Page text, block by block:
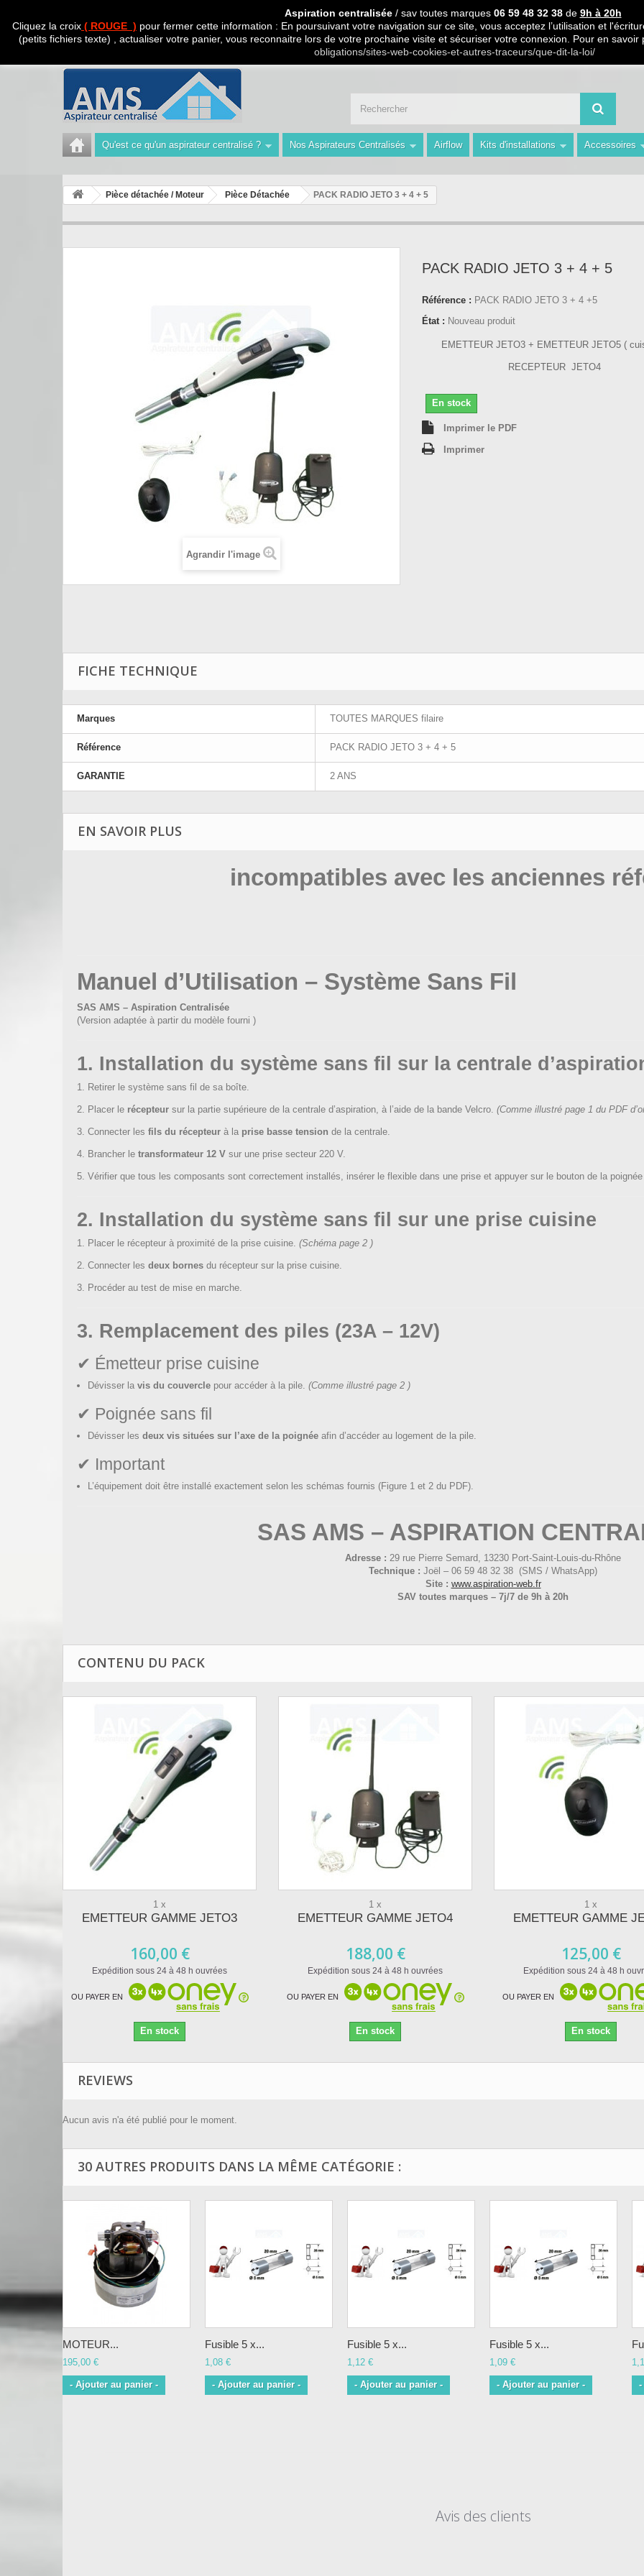
Aspiration centralisée/ sav toutes marques06 59 48 32 38de 9h à 20h
Cliquez la croix ( ROUGE ) pour fermer cette information : En poursuivant votre navigation sur ce site, vous acceptez l’utilisation et
(petits fichiers texte) , actualiser votre panier, vous reconnaitre lors de votre prochaine visite et sécuriser votre connexion. Pour en
obligations/sites-web-cookies-et-autres-traceurs/que-dit-la-loi/
CADEAU SURPRISE A PARTIR DE 99€ D ACHAT / Paiement en 3 X ou 4 X sans frais
Appelez-nous au :Tél : 04 42 40 47 93 | Technicien 06 59 48 32 38 de 9h à 20h " Les Prix du Web les Conseils en plus avec AMS
Qu'est ce qu'un aspirateur centralisé ? Nos Aspirateurs Centralisés Airflow Kits d'installations Accessoires
Pièce détachée / Moteur Pièce Détachée PACK RADIO JETO 3 + 4 + 5
Agrandir l'image
PACK RADIO JETO 3 + 4 + 5
Référence : PACK RADIO JETO 3 + 4 +5
État : Nouveau produit
EMETTEUR JETO3 + EMETTEUR JETO5 (
RECEPTEUR JETO4
En stock
Imprimer le PDF
Imprimer
FICHE TECHNIQUE
Marques TOUTES MARQUES filaire
Référence PACK RADIO JETO 3 + 4 + 5
GARANTIE 2 ANS
EN SAVOIR PLUS
incompatibles avec les anciennes
Manuel d’Utilisation – Système Sans Fil
SAS AMS – Aspiration Centralisée
(Version adaptée à partir du modèle fourni )
1. Installation du système sans fil sur la centrale
Retirer le système sans fil de sa boîte.
Placer le récepteur sur la partie supérieure de la centrale d’aspiration, à l’aide de la bande Velcro. (Comme illustré page 1 du PDF
Connecter les fils du récepteur à la prise basse tension de la centrale.
Brancher le transformateur 12 V sur une prise secteur 220 V.
Vérifier que tous les composants sont correctement installés, insérer le flexible dans une prise et appuyer sur le bouton de la
2. Installation du système sans fil sur une prise cuisine
Placer le récepteur à proximité de la prise cuisine. (Schéma page 2 )
Connecter les deux bornes du récepteur sur la prise cuisine.
Procéder au test de mise en marche.
3. Remplacement des piles (23A – 12V)
✔ Émetteur prise cuisine
Dévisser la vis du couvercle pour accéder à la pile. (Comme illustré page 2 )
✔ Poignée sans fil
Dévisser les deux vis situées sur l’axe de la poignée afin d’accéder au logement de la pile.
✔ Important
L’équipement doit être installé exactement selon les schémas fournis (Figure 1 et 2 du PDF).
SAS AMS – ASPIRATION
Adresse : 29 rue Pierre Semard, 13230 Port-Saint-Louis-du-Rhône
Technique : Joël – 06 59 48 32 38 (SMS / WhatsApp)
Site : www.aspiration-web.fr
SAV toutes marques – 7j/7 de 9h à 20h
CONTENU DU PACK
1 x
EMETTEUR GAMME JETO3
160,00 €
Expédition sous 24 à 48 h ouvrées
OU PAYER EN
En stock
1 x
EMETTEUR GAMME JETO4
188,00 €
Expédition sous 24 à 48 h ouvrées
OU PAYER EN
En stock
1 x
EMETTEUR GAMME
125,00 €
Expédition sous 24 à 48 h
OU PAYER EN
En stock
REVIEWS
Aucun avis n'a été publié pour le moment.
30 AUTRES PRODUITS DANS LA MÊME CATÉGORIE :
MOTEUR...
195,00 €
- Ajouter au panier -
Fusible 5 x...
1,08 €
- Ajouter au panier -
Fusible 5 x...
1,12 €
- Ajouter au panier -
Fusible 5 x...
1,09 €
- Ajouter au panier - -
Avis des clients